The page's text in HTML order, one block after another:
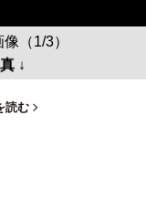
（1/3）
↓
読む